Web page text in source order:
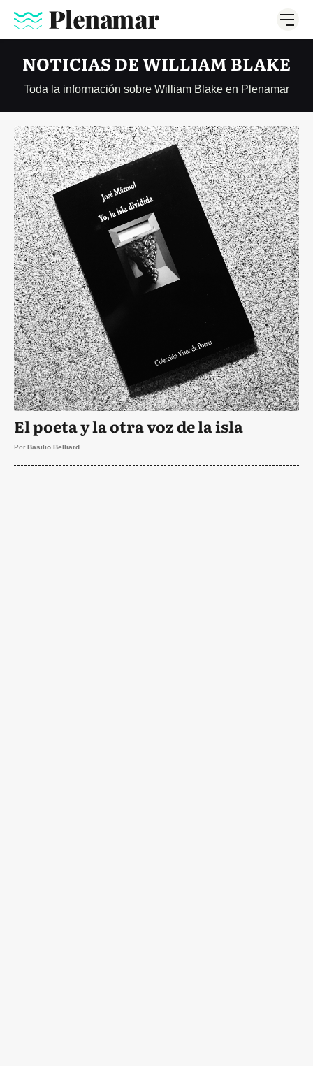
NOTICIAS DE WILLIAM BLAKE
Toda la información sobre William Blake en Plenamar
El poeta y la otra voz de la isla
Por Basilio Belliard